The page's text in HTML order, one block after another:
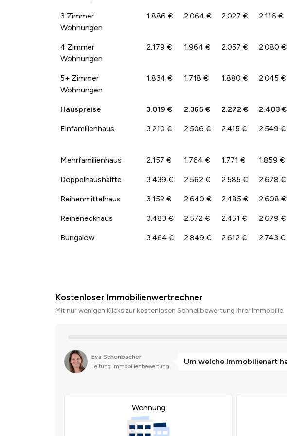
3 Zimmer
Wohnungen
1.886 € 2.064 € 2.027 € 2.116 €
4 Zimmer
Wohnungen
2.179 € 1.964 € 2.057 € 2.080 €
5+ Zimmer
Wohnungen
1.834 € 1.718 € 1.880 € 2.045 €
Hauspreise 3.019 € 2.365 € 2.272 € 2.403 €
Einfamilienhaus 3.210 € 2.506 € 2.415 € 2.549 €
Mehrfamilienhaus 2.157 € 1.764 € 1.771 € 1.859 €
Doppelhaushälfte 3.439 € 2.562 € 2.585 € 2.678 €
Reihenmittelhaus 3.152 € 2.640 € 2.485 € 2.608 €
Reiheneckhaus 3.483 € 2.572 € 2.451 € 2.679 €
Bungalow 3.464 € 2.849 € 2.612 € 2.743 €
Kostenloser Immobilienwertrechner
Mit nur wenigen Klicks zur kostenlosen Schnellbewertung Ihrer Immobilie.